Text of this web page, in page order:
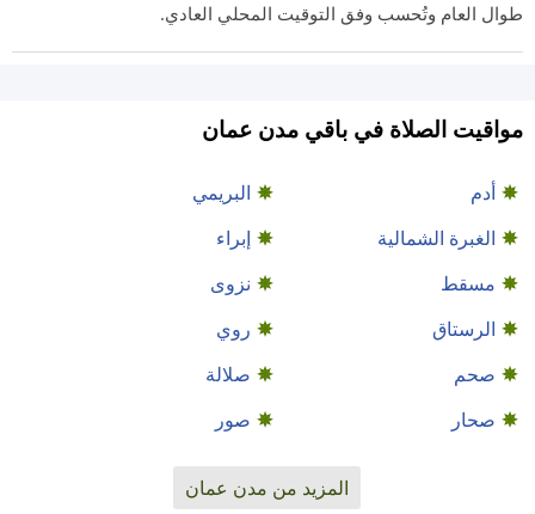
طوال العام وتُحسب وفق التوقيت المحلي العادي.
مواقيت الصلاة في باقي مدن عمان
أدم
البريمي
الغبرة الشمالية
إبراء
مسقط
نزوى
الرستاق
روي
صحم
صلالة
صحار
صور
المزيد من مدن عمان